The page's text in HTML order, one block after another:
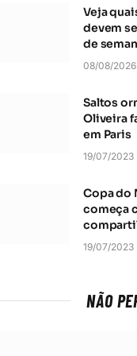
Veja
devem
de
08/08/2026
Saltos
Oliveira
em Paris
19/07/2023
Copa do
começa
19/07/2023
NÃO